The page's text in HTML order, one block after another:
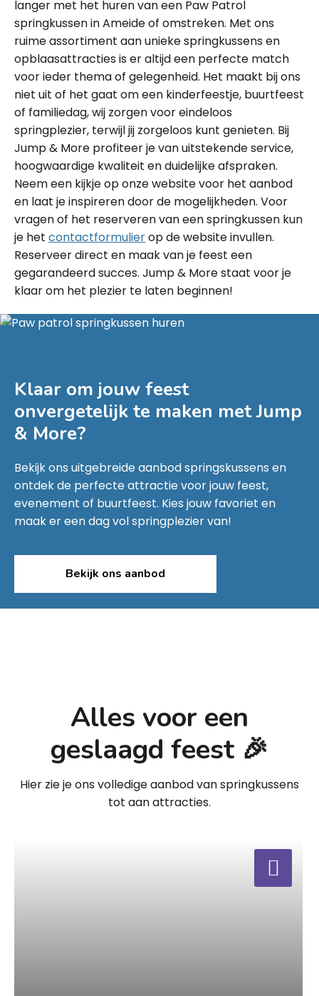
langer met het huren van een Paw Patrol
springkussen in Ameide of omstreken. Met ons
ruime assortiment aan unieke springkussens en
opblaasattracties is er altijd een perfecte match
voor ieder thema of gelegenheid. Het maakt bij ons
niet uit of het gaat om een kinderfeestje, buurtfeest
of familiedag, wij zorgen voor eindeloos
springplezier, terwijl jij zorgeloos kunt genieten. Bij
Jump & More profiteer je van uitstekende service,
hoogwaardige kwaliteit en duidelijke afspraken.
Neem een kijkje op onze website voor het aanbod
en laat je inspireren door de mogelijkheden. Voor
vragen of het reserveren van een springkussen kun
je het contactformulierop de website invullen.
Reserveer direct en maak van je feest een
gegarandeerd succes. Jump & More staat voor je
klaar om het plezier te laten beginnen!
Klaar om jouw feest
onvergetelijk te maken metJump
& More?
Bekijk ons uitgebreide aanbod springskussens en
ontdek de perfecte attractie voor jouw feest,
evenement of buurtfeest. Kies jouw favoriet en
maak er een dag vol springplezier van!
Bekijk ons aanbod
Alles voor een
geslaagd feest 🎉
Hier zie je ons volledige aanbod van springkussens
tot aan attracties.